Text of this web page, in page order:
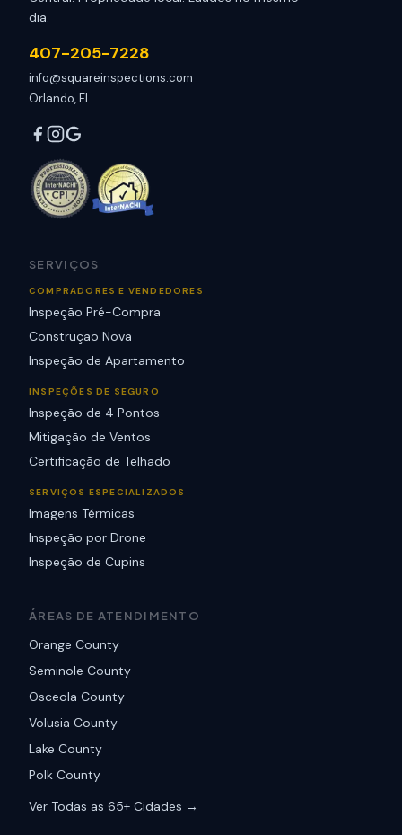
dia.
407-205-7228
info@squareinspections.com
Orlando, FL
SERVIÇOS
COMPRADORES E VENDEDORES
Inspeção Pré-Compra
Construção Nova
Inspeção de Apartamento
INSPEÇÕES DE SEGURO
Inspeção de 4 Pontos
Mitigação de Ventos
Certificação de Telhado
SERVIÇOS ESPECIALIZADOS
Imagens Térmicas
Inspeção por Drone
Inspeção de Cupins
ÁREAS DE ATENDIMENTO
Orange County
Seminole County
Osceola County
Volusia County
Lake County
Polk County
Ver Todas as 65+ Cidades →